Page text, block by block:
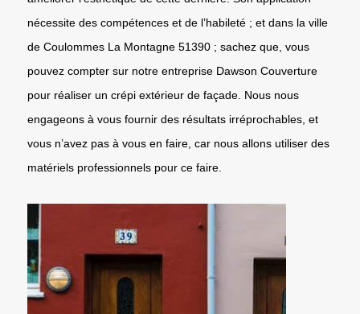
nécessite des compétences et de l’habileté ; et dans la ville
de Coulommes La Montagne 51390 ; sachez que, vous
pouvez compter sur notre entreprise Dawson Couverture
pour réaliser un crépi extérieur de façade. Nous nous
engageons à vous fournir des résultats irréprochables, et
vous n’avez pas à vous en faire, car nous allons utiliser des
matériels professionnels pour ce faire.